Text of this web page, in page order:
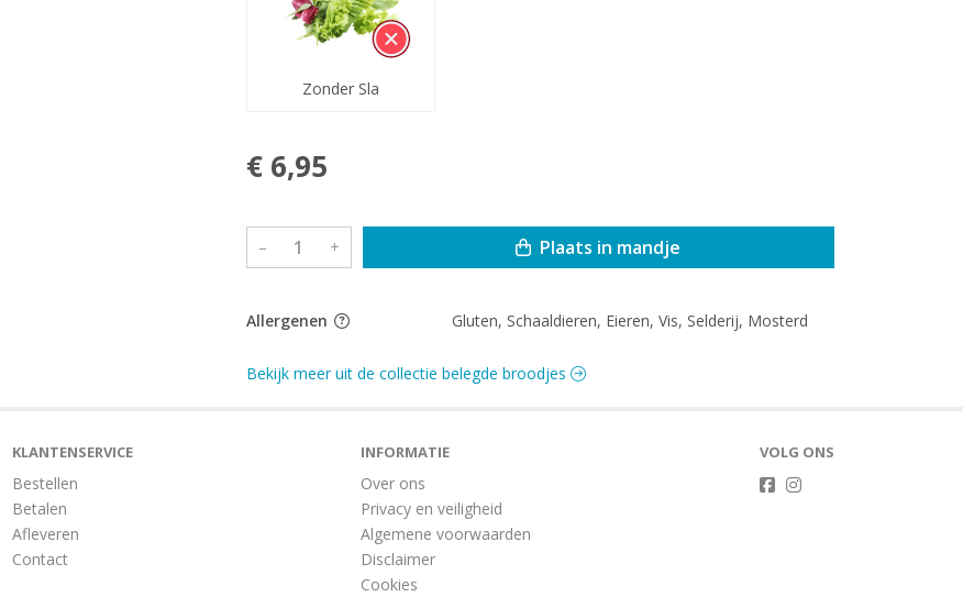
Zonder Sla
€ 6,95
– + Plaats in mandje
Allergenen Gluten, Schaaldieren, Eieren, Vis, Selderij, Mosterd
Bekijk meer uit de collectie belegde broodjes
KLANTENSERVICE
Bestellen
Betalen
Afleveren
Contact
INFORMATIE
Over ons
Privacy en veiligheid
Algemene voorwaarden
Disclaimer
Cookies
VOLG ONS